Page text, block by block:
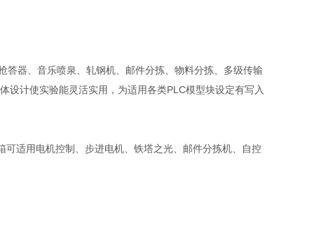
器、音乐喷泉、轧钢机、邮件分拣、物料分拣、多级传输
设计使实验能灵活实用，为适用各类PLC模型块设定有写入
适用电机控制、步进电机、铁塔之光、邮件分拣机、自控